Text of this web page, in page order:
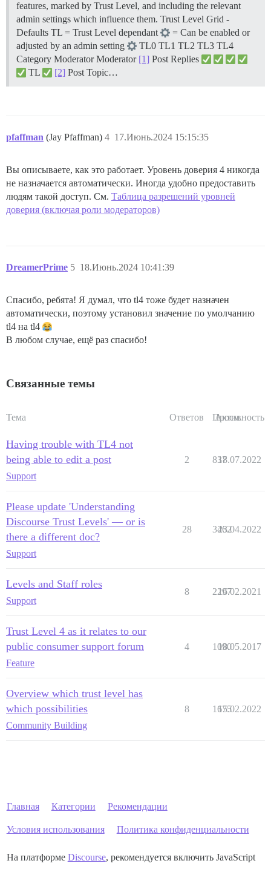
features, marked by Trust Level, and including the relevant
admin settings which influence them. Trust Level Grid -
Defaults TL = Trust Level dependant
= Can be enabled or
adjusted by an admin setting
TL0 TL1 TL2 TL3 TL4
Category Moderator Moderator [1] Post Replies
TL
[2] Post Topic…
pfaffman (Jay Pfaffman) 17.Июнь.2024 15:15:35
4
Вы описываете, как это работает. Уровень доверия 4 никогда
не назначается автоматически. Иногда удобно предоставить
людям такой доступ. См. Таблица разрешений уровней
доверия (включая роли модераторов)
DreamerPrime 18.Июнь.2024 10:41:39
5
Спасибо, ребята! Я думал, что tl4 тоже будет назначен
автоматически, поэтому установил значение по умолчанию
tl4 на tl4
В любом случае, ещё раз спасибо!
Связанные темы
Тема Ответов Просм.
Активность
Having trouble with TL4 not
being able to edit a post
Support
2 837
18.07.2022
Please update 'Understanding
Discourse Trust Levels' — or is
there a different doc?
Support
28 3462
23.04.2022
Levels and Staff roles
Support
8 2297
16.02.2021
Trust Level 4 as it relates to our
public consumer support forum
Feature
4 1090
18.05.2017
Overview which trust level has
which possibilities
Community Building
8 1675
15.02.2022
Главная Категории Рекомендации
Условия использования Политика конфиденциальности
На платформе Discourse, рекомендуется включить JavaScript